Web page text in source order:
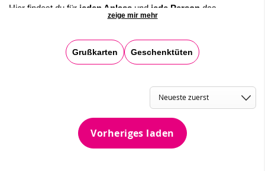
Hier findest du für jeden Anlass und jede Person das
passende Grußkärtchen. Unsere kleinen Postkarten eignen sich
kleinen Gruß versenden möchtest, dann sind unsere
Minikärtchen perfekt. Geliefert werden diese in einem weißen
Riesige Auswahl! Über 200 Kartenmotive lieferbar!
Für jeden Anlass das passende Grußkärtchen
Jede Minicard wird mit einem schönen Kuvert geliefert
zeige mir mehr
Grußkarten Geschenktüten
Vorheriges laden